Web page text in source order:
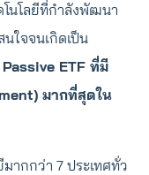
โนโลยีที่กำลังพัฒนา
นใจจนเกิดเป็น
ETF ที่มี
มากที่สุดใน
ากกว่า 7 ประเทศทั่ว